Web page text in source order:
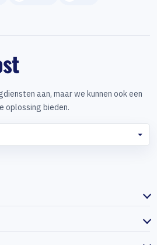
aan, maar we kunnen ook een
oplossing bieden.